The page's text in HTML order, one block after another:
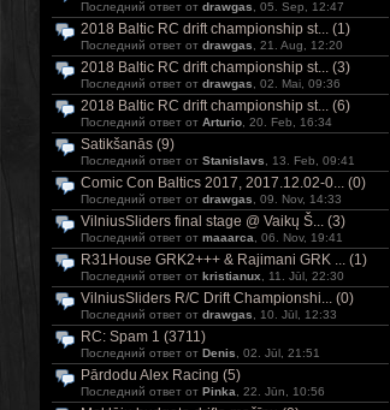
Последний ответ от drawgas , 05. Sep, 12:47
2018 Baltic RC drift championship st... (1)
Последний ответ от drawgas , 21. Aug, 12:20
2018 Baltic RC drift championship st... (3)
Последний ответ от drawgas , 02. Mai, 09:36
2018 Baltic RC drift championship st... (6)
Последний ответ от Arturio , 20. Feb, 16:34
Satikšanās (9)
Последний ответ от Stanislavs , 13. Feb, 09:41
Comic Con Baltics 2017, 2017.12.02-0... (0)
Последний ответ от drawgas , 09. Nov, 14:33
VilniusSliders final stage @ Vaikų Š... (3)
Последний ответ от maaarca , 06. Nov, 19:41
R31House GRK2+++ & Rajimani GRK ... (1)
Последний ответ от kristianux , 11. Jūl, 22:30
VilniusSliders R/C Drift Championshi... (0)
Последний ответ от drawgas , 10. Jūl, 12:33
RC: Spam 1 (3711)
Последний ответ от Denis , 02. Jūl, 21:51
Pārdodu Alex Racing (5)
Последний ответ от Pinka , 22. Jūn, 10:56